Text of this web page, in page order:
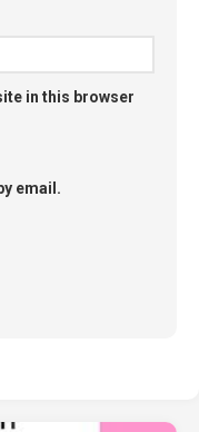
in this browser
email.